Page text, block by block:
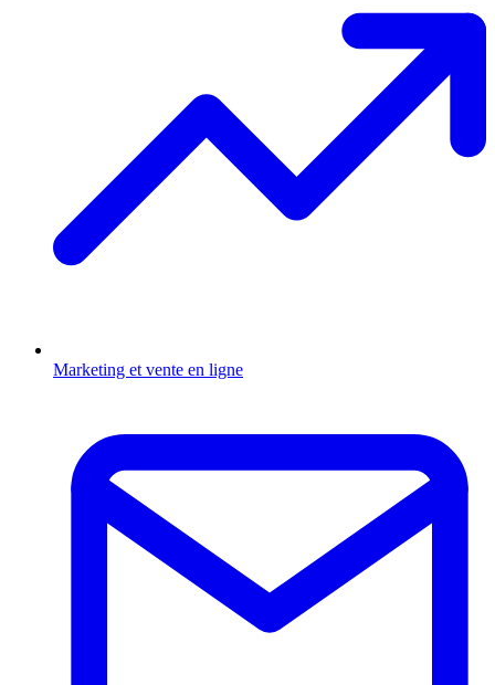
Marketing et vente en ligne